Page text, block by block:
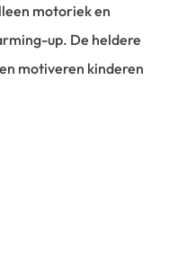
motoriek en
up. De heldere
motiveren kinderen